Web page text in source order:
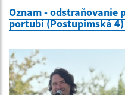
Oznam - odstraňovanie
portubí (Postupimská